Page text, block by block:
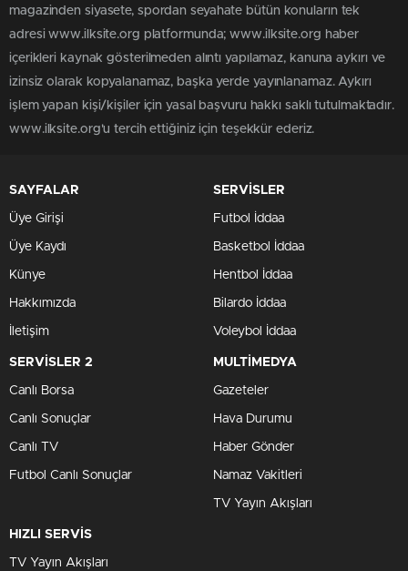
magazinden siyasete, spordan seyahate bütün konuların tek
adresi www.ilksite.org platformunda; www.ilksite.org haber
içerikleri kaynak gösterilmeden alıntı yapılamaz, kanuna aykırı ve
izinsiz olarak kopyalanamaz, başka yerde yayınlanamaz. Aykırı
işlem yapan kişi/kişiler için yasal başvuru hakkı saklı tutulmaktadır.
www.ilksite.org'u tercih ettiğiniz için teşekkür ederiz.
SAYFALAR
Üye Girişi
Üye Kaydı
Künye
Hakkımızda
İletişim
SERVİSLER
Futbol İddaa
Basketbol İddaa
Hentbol İddaa
Bilardo İddaa
Voleybol İddaa
SERVİSLER 2
Canlı Borsa
Canlı Sonuçlar
Canlı TV
Futbol Canlı Sonuçlar
MULTİMEDYA
Gazeteler
Hava Durumu
Haber Gönder
Namaz Vakitleri
TV Yayın Akışları
HIZLI SERVİS
TV Yayın Akışları